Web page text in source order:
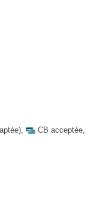
, CB acceptée,